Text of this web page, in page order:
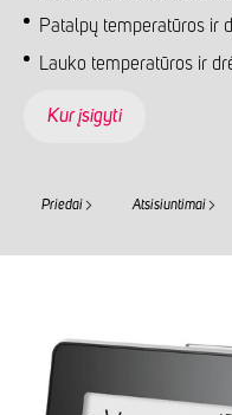
Patalpų temperatūros ir
Lauko temperatūros ir
Kur įsigyti
Priedai Atsisiuntimai